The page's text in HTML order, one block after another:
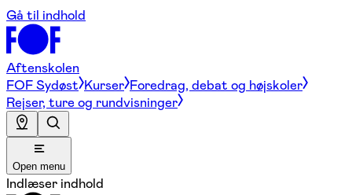
Gå til indhold
Aftenskolen
FOF Sydøst Kurser Foredrag, debat og højskoler
Rejser, ture og rundvisninger
Open menu
Indlæser indhold